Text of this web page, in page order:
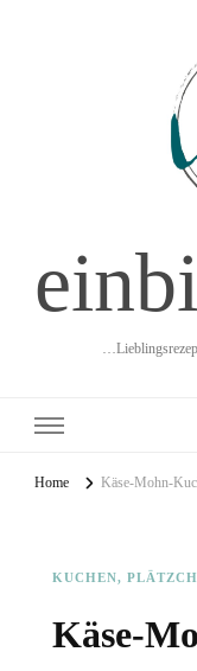
Home Käse-Mohn-
KUCHEN,
Käse-